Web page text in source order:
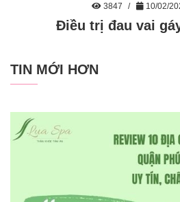
3847 10/02/
Điều trị đau vai
TIN MỚI HƠN